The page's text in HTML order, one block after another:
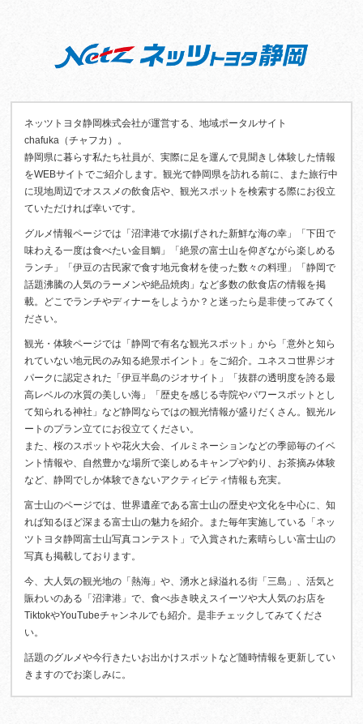
ネッツトヨタ静岡株式会社が運営する、地域ポータルサイト
chafuka（チャフカ）。
静岡県に暮らす私たち社員が、実際に足を運んで見聞きし体験した情報
をWEBサイトでご紹介します。観光で静岡県を訪れる前に、また旅行中
に現地周辺でオススメの飲食店や、観光スポットを検索する際にお役立
ていただければ幸いです。
グルメ情報ページでは「沼津港で水揚げされた新鮮な海の幸」「下田で
味わえる一度は食べたい金目鯛」「絶景の富士山を仰ぎながら楽しめる
ランチ」「伊豆の古民家で食す地元食材を使った数々の料理」「静岡で
話題沸騰の人気のラーメンや絶品焼肉」など多数の飲食店の情報を掲
載。どこでランチやディナーをしようか？と迷ったら是非使ってみてく
ださい。
観光・体験ページでは「静岡で有名な観光スポット」から「意外と知ら
れていない地元民のみ知る絶景ポイント」をご紹介。ユネスコ世界ジオ
パークに認定された「伊豆半島のジオサイト」「抜群の透明度を誇る最
高レベルの水質の美しい海」「歴史を感じる寺院やパワースポットとし
て知られる神社」など静岡ならではの観光情報が盛りだくさん。観光ル
ートのプラン立てにお役立てください。
また、桜のスポットや花火大会、イルミネーションなどの季節毎のイベ
ント情報や、自然豊かな場所で楽しめるキャンプや釣り、お茶摘み体験
など、静岡でしか体験できないアクティビティ情報も充実。
富士山のページでは、世界遺産である富士山の歴史や文化を中心に、知
れば知るほど深まる富士山の魅力を紹介。また毎年実施している「ネッ
ツトヨタ静岡富士山写真コンテスト」で入賞された素晴らしい富士山の
写真も掲載しております。
今、大人気の観光地の「熱海」や、湧水と緑溢れる街「三島」、活気と
賑わいのある「沼津港」で、食べ歩き映えスイーツや大人気のお店を
TiktokやYouTubeチャンネルでも紹介。是非チェックしてみてくださ
い。
話題のグルメや今行きたいお出かけスポットなど随時情報を更新してい
きますのでお楽しみに。